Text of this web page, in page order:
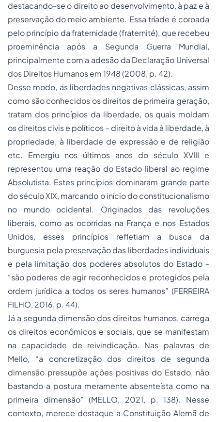
destacando-se o direito ao desenvolvimento, à paz e à
preservação do meio ambiente. Essa tríade é coroada
pelo princípio da fraternidade (fraternité), que recebeu
proeminência após a Segunda Guerra Mundial,
principalmente com a adesão da Declaração Universal
dos Direitos Humanos em 1948 (2008, p. 42).
Desse modo, as liberdades negativas clássicas, assim
como são conhecidos os direitos de primeira geração,
tratam dos princípios da liberdade, os quais moldam
os direitos civis e políticos – direito à vida à liberdade, à
propriedade, à liberdade de expressão e de religião
etc. Emergiu nos últimos anos do século XVIII e
representou uma reação do Estado liberal ao regime
Absolutista. Estes princípios dominaram grande parte
do século XIX, marcando o início do constitucionalismo
no mundo ocidental. Originados das revoluções
liberais, como as ocorridas na França e nos Estados
Unidos, esses princípios refletiam a busca da
burguesia pela preservação das liberdades individuais
e pela limitação dos poderes absolutos do Estado -
“são poderes de agir reconhecidos e protegidos pela
ordem jurídica a todos os seres humanos” (FERREIRA
FILHO, 2016, p. 44).
Já a segunda dimensão dos direitos humanos, carrega
os direitos econômicos e sociais, que se manifestam
na capacidade de reivindicação. Nas palavras de
Mello, “a concretização dos direitos de segunda
dimensão pressupõe ações positivas do Estado, não
bastando a postura meramente absenteísta como na
primeira dimensão” (MELLO, 2021, p. 138). Nesse
contexto, merece destaque a Constituição Alemã de